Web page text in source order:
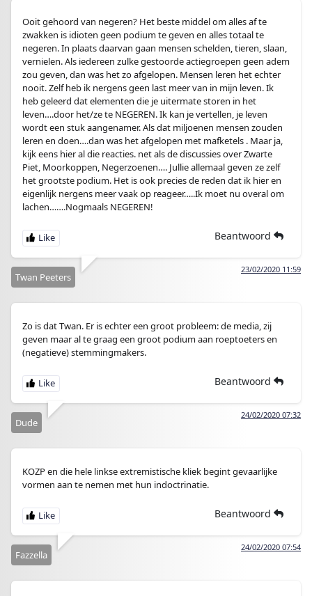
Ooit gehoord van negeren? Het beste middel om alles af te
zwakken is idioten geen podium te geven en alles totaal te
negeren. In plaats daarvan gaan mensen schelden, tieren, slaan,
vernielen. Als iedereen zulke gestoorde actiegroepen geen adem
zou geven, dan was het zo afgelopen. Mensen leren het echter
nooit. Zelf heb ik nergens geen last meer van in mijn leven. Ik
heb geleerd dat elementen die je uitermate storen in het
leven….door het/ze te NEGEREN. Ik kan je vertellen, je leven
wordt een stuk aangenamer. Als dat miljoenen mensen zouden
leren en doen….dan was het afgelopen met mafketels . Maar ja,
kijk eens hier al die reacties. net als de discussies over Zwarte
Piet, Moorkoppen, Negerzoenen…. Jullie allemaal geven ze zelf
het grootste podium. Het is ook precies de reden dat ik hier en
eigenlijk nergens meer vaak op reageer…..Ik moet nu overal om
lachen…….Nogmaals NEGEREN!
Beantwoord
23/02/2020 11:59
Twan Peeters
Zo is dat Twan. Er is echter een groot probleem: de media, zij
geven maar al te graag een groot podium aan roeptoeters en
(negatieve) stemmingmakers.
Beantwoord
24/02/2020 07:32
Dude
KOZP en die hele linkse extremistische kliek begint gevaarlijke
vormen aan te nemen met hun indoctrinatie.
Beantwoord
24/02/2020 07:54
Fazzella